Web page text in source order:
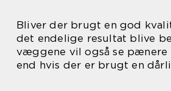
Bliver der brugt en god
det endelige resultat blive
væggene vil også se
end hvis der er brugt en